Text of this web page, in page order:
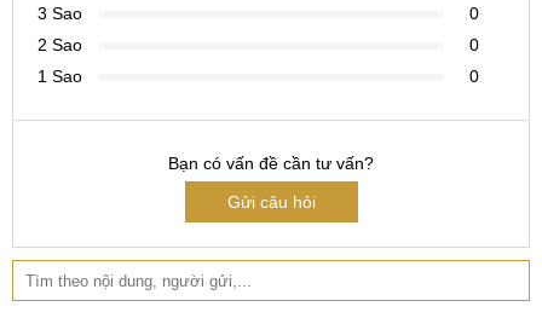
3 Sao
0
2 Sao
0
1 Sao
0
Bạn có vấn đề cần tư vấn?
Gửi câu hỏi